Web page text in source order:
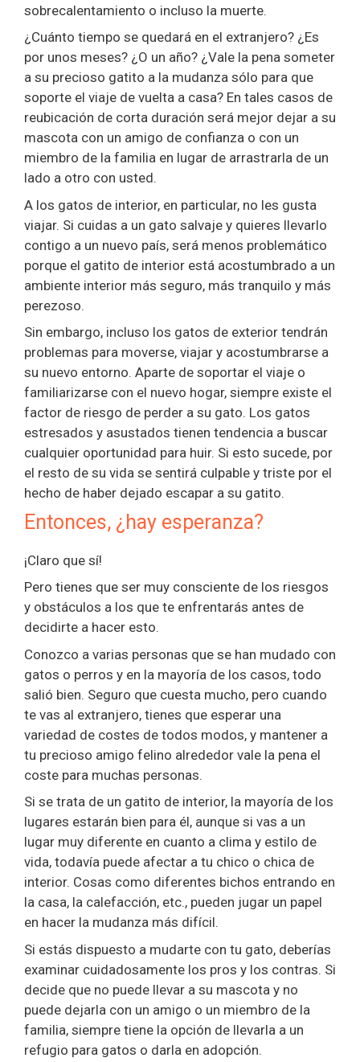
sobrecalentamiento o incluso la muerte.
¿Cuánto tiempo se quedará en el extranjero? ¿Es
por unos meses? ¿O un año? ¿Vale la pena someter
a su precioso gatito a la mudanza sólo para que
soporte el viaje de vuelta a casa? En tales casos de
reubicación de corta duración será mejor dejar a su
mascota con un amigo de confianza o con un
miembro de la familia en lugar de arrastrarla de un
lado a otro con usted.
A los gatos de interior, en particular, no les gusta
viajar. Si cuidas a un gato salvaje y quieres llevarlo
contigo a un nuevo país, será menos problemático
porque el gatito de interior está acostumbrado a un
ambiente interior más seguro, más tranquilo y más
perezoso.
Sin embargo, incluso los gatos de exterior tendrán
problemas para moverse, viajar y acostumbrarse a
su nuevo entorno. Aparte de soportar el viaje o
familiarizarse con el nuevo hogar, siempre existe el
factor de riesgo de perder a su gato. Los gatos
estresados y asustados tienen tendencia a buscar
cualquier oportunidad para huir. Si esto sucede, por
el resto de su vida se sentirá culpable y triste por el
hecho de haber dejado escapar a su gatito.
Entonces, ¿hay esperanza?
¡Claro que sí!
Pero tienes que ser muy consciente de los riesgos
y obstáculos a los que te enfrentarás antes de
decidirte a hacer esto.
Conozco a varias personas que se han mudado con
gatos o perros y en la mayoría de los casos, todo
salió bien. Seguro que cuesta mucho, pero cuando
te vas al extranjero, tienes que esperar una
variedad de costes de todos modos, y mantener a
tu precioso amigo felino alrededor vale la pena el
coste para muchas personas.
Si se trata de un gatito de interior, la mayoría de los
lugares estarán bien para él, aunque si vas a un
lugar muy diferente en cuanto a clima y estilo de
vida, todavía puede afectar a tu chico o chica de
interior. Cosas como diferentes bichos entrando en
la casa, la calefacción, etc., pueden jugar un papel
en hacer la mudanza más difícil.
Si estás dispuesto a mudarte con tu gato, deberías
examinar cuidadosamente los pros y los contras. Si
decide que no puede llevar a su mascota y no
puede dejarla con un amigo o un miembro de la
familia, siempre tiene la opción de llevarla a un
refugio para gatos o darla en adopción.